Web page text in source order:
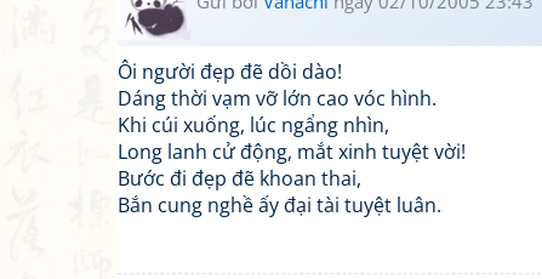
Ôi người đẹp đẽ dồi dào!
Dáng thời vạm vỡ lớn cao vóc hình.
Khi cúi xuống, lúc ngẩng nhìn,
Long lanh cử động, mắt xinh tuyệt vời!
Bước đi đẹp đẽ khoan thai,
Bắn cung nghề ấy đại tài tuyệt luân.